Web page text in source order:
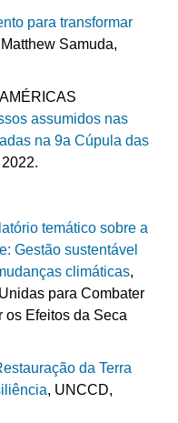
para transformar
Samuda,
assumidos nas
na 9a Cúpula das
temático sobre a
Gestão sustentável
climáticas,
para Combater
os Efeitos da Seca
da Terra
, UNCCD,